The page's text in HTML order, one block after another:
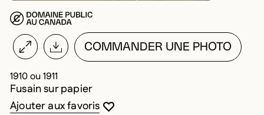
COMMANDER UNE PHOTO
1910 ou 1911
Fusain sur papier
Vous devez être connecté pour ajouter
Fermer la modale
Ouvrir la modale
Ajouter aux favoris